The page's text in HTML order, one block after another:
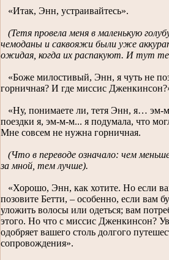
«Итак, Энн, устраивайтесь».
(Тетя провела меня в маленькую
чемоданы и саквояжи были уже
ожидая, когда их распакуют. И тут
«Боже милостивый, Энн, я чуть не
горничная? И где миссис
«Ну, понимаете ли, тетя Энн, я… эм-
поездки я, эм-м-м... я подумала, что
Мне совсем не нужна горничная.
(Что в переводе означало: чем
за мной, тем лучше).
«Хорошо, Энн, как хотите. Но если
позовите Бетти, – особенно, если вам
уложить волосы или одеться; вам
этого. Но что с миссис Дженкинсон?
одобряет вашего столь долгого
сопровождения».